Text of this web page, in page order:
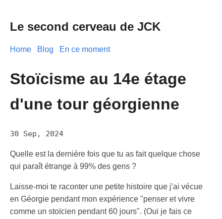
Le second cerveau de JCK
Home Blog En ce moment
Stoïcisme au 14e étage
d'une tour géorgienne
30 Sep, 2024
Quelle est la dernière fois que tu as fait quelque chose
qui paraît étrange à 99% des gens ?
Laisse-moi te raconter une petite histoire que j'ai vécue
en Géorgie pendant mon expérience "penser et vivre
comme un stoïcien pendant 60 jours". (Oui je fais ce